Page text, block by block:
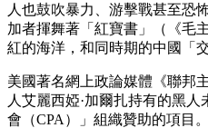
人也鼓吹暴力、游擊戰甚至恐
加者揮舞著「紅寶書」（《毛
紅的海洋，和同時期的中國「
美國著名網上政論媒體《聯邦
人艾麗西婭·加爾扎持有的黑
會（CPA）」組織贊助的項目